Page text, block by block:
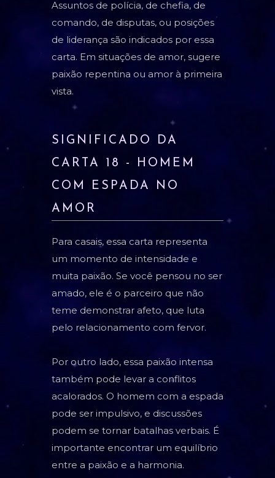
Assuntos de polícia, de chefia, de
comando, de disputas, ou posições
de liderança são indicados por essa
carta. Em situações de amor, sugere
paixão repentina ou amor à primeira
vista.
SIGNIFICADO DA
CARTA 18 - HOMEM
COM ESPADA NO
AMOR
Para casais, essa carta representa
um momento de intensidade e
muita paixão. Se você pensou no ser
amado, ele é o parceiro que não
teme demonstrar afeto, que luta
pelo relacionamento com fervor.
Por outro lado, essa paixão intensa
também pode levar a conflitos
acalorados. O homem com a espada
pode ser impulsivo, e discussões
podem se tornar batalhas verbais. É
importante encontrar um equilíbrio
entre a paixão e a harmonia.